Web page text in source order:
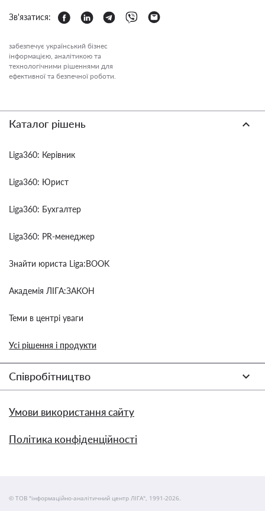
Зв'язатися:
забезпечує український бізнес
інформацією, аналітикою та
технологічними рішеннями для
ефективної та безпечної роботи.
Каталог рішень
Liga360: Керівник
Liga360: Юрист
Liga360: Бухгалтер
Liga360: PR-менеджер
Знайти юриста Liga:BOOK
Академія ЛІГА:ЗАКОН
Теми в центрі уваги
Усі рішення і продукти
Співробітництво
Умови використання сайту
Політика конфіденційності
© ТОВ "інформаційно-аналітичний центр ЛІГА", 1991-2026.